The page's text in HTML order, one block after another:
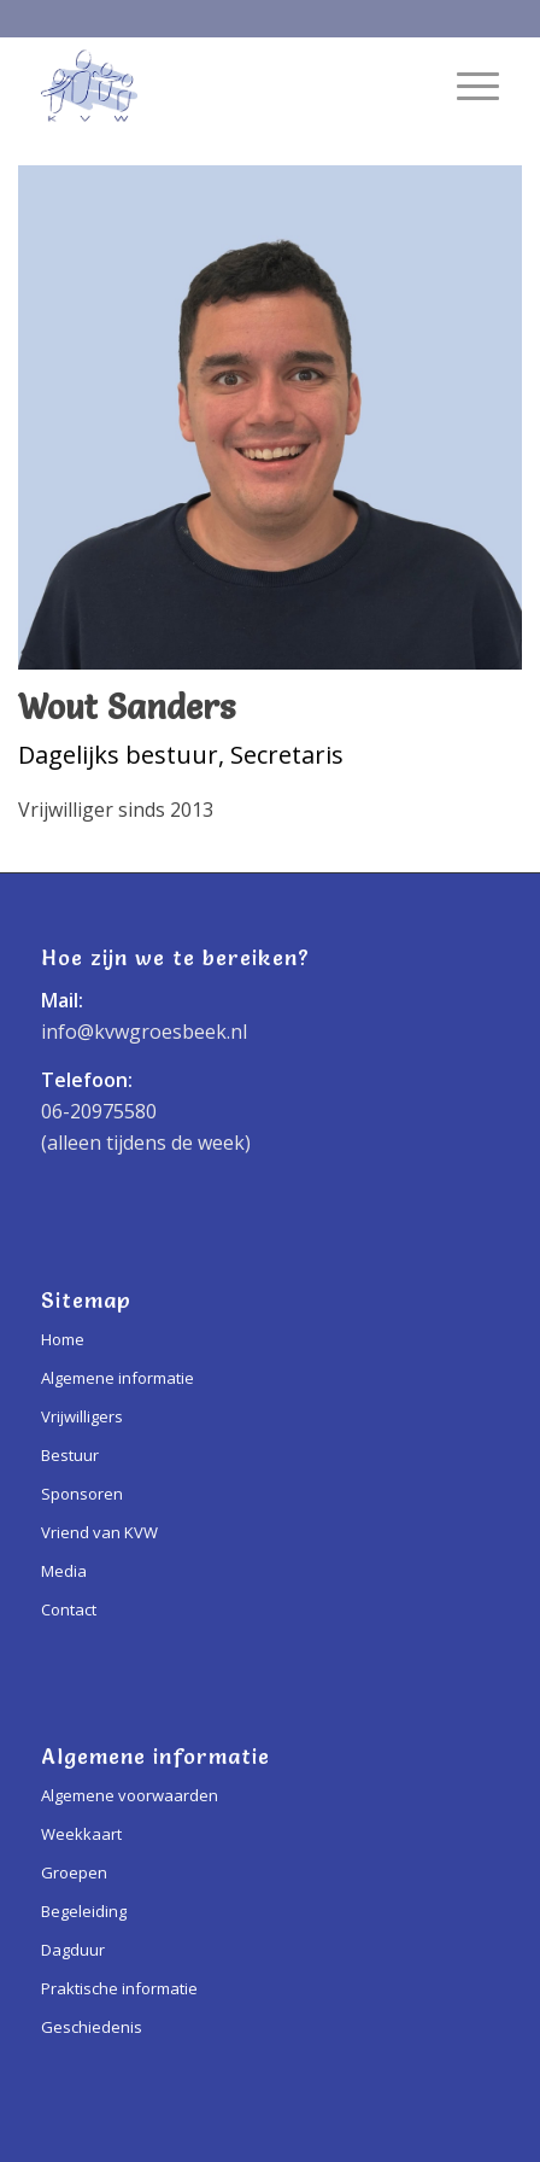
Wout Sanders
Dagelijks bestuur, Secretaris
Vrijwilliger sinds 2013
Hoe zijn we te bereiken?
Mail:
info@kvwgroesbeek.nl
Telefoon:
06-20975580
(alleen tijdens de week)
Sitemap
Home
Algemene informatie
Vrijwilligers
Bestuur
Sponsoren
Vriend van KVW
Media
Contact
Algemene informatie
Algemene voorwaarden
Weekkaart
Groepen
Begeleiding
Dagduur
Praktische informatie
Geschiedenis